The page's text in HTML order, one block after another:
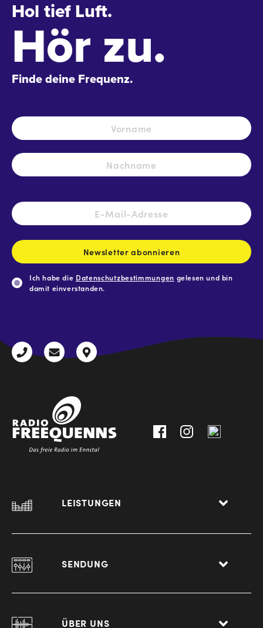
Hol tief Luft.
Hör zu.
Finde deine Frequenz.
Name *
E-
Mail-
Newsletter abonnieren
Ich habe die Datenschutzbestimmungen gelesen und bin
damit einverstanden.
+43
radio@freequenns.at
Kulturhausstraße
LEISTUNGEN
SENDUNG
ÜBER UNS